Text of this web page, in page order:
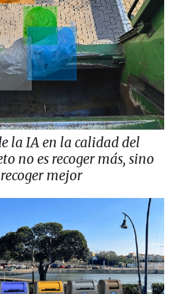
la IA en la calidad del
no es recoger más, sino
recoger mejor